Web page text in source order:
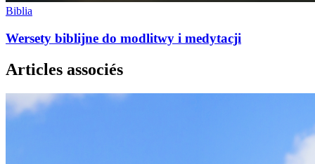
Biblia
Wersety biblijne do modlitwy i medytacji
Articles associés